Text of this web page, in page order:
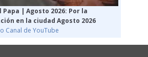
Papa | Agosto 2026: Por la
en la ciudad Agosto 2026
Canal de YouTube